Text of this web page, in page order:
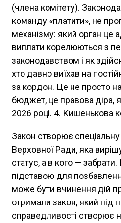
(члена комітету).
команду «платити», не
механізму: який орган це
виплати корелюються з
законодавством і як
хто давно виїхав на
за кордон. Це не просто
бюджет, це правова діра,
2026 році. 4. Кишенькова
Закон створює
Верховної Ради, яка
статус, а в кого —
підставою для
може бути вчинення дій
отримали закон, який під
справедливості створює